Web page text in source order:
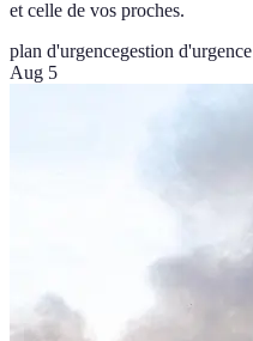
et celle de vos proches.
plan d'urgencegestion d'urgence
Aug 5